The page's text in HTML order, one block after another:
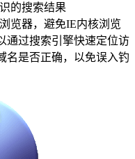
的搜索结果
览器，避免IE内核浏览
通过搜索引擎快速定位访
名是否正确，以免误入钓